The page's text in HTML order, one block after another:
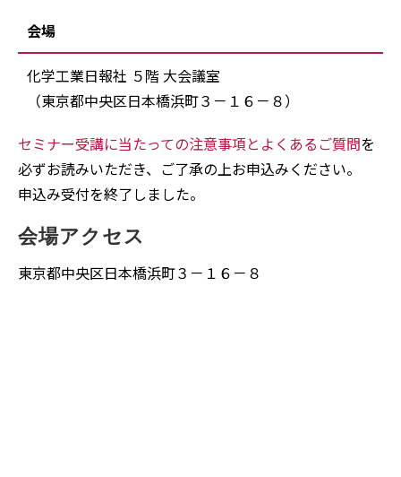
会場
化学工業日報社 ５階 大会議室
（東京都中央区日本橋浜町３－１６－８）
セミナー受講に当たっての注意事項とよくあるご質問を
必ずお読みいただき、ご了承の上お申込みください。
申込み受付を終了しました。
会場アクセス
東京都中央区日本橋浜町３－１６－８